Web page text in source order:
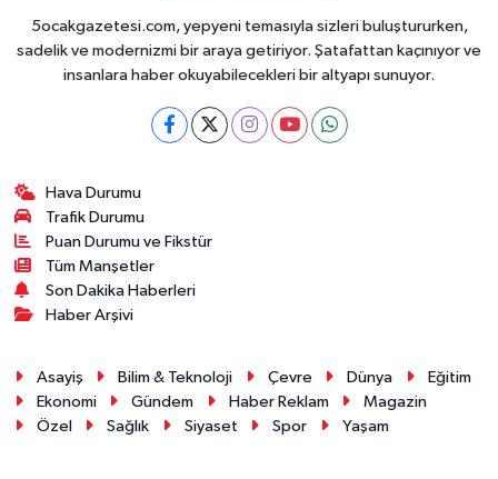
5ocakgazetesi.com, yepyeni temasıyla sizleri buluştururken,
sadelik ve modernizmi bir araya getiriyor. Şatafattan kaçınıyor ve
insanlara haber okuyabilecekleri bir altyapı sunuyor.
Hava Durumu
Trafik Durumu
Puan Durumu ve Fikstür
Tüm Manşetler
Son Dakika Haberleri
Haber Arşivi
Asayiş Bilim & Teknoloji Çevre Dünya
Eğitim
Ekonomi
Gündem Haber Reklam
Magazin
Özel
Sağlık Siyaset Spor Yaşam